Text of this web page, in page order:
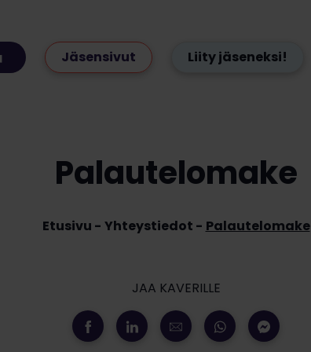
Jäsensivut Liity jäseneksi!
Etusivu Yhteystiedot Palautelomake
Palautelomake
JAA KAVERILLE